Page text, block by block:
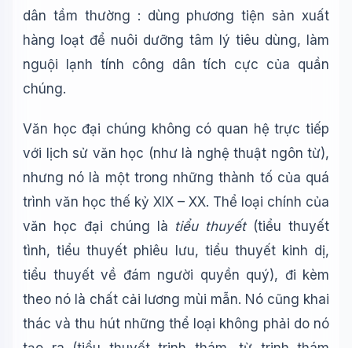
dân tầm thường : dùng phương tiện sản xuất
hàng loạt để nuôi dưỡng tâm lý tiêu dùng, làm
nguội lạnh tính công dân tích cực của quần
chúng.
Văn học đại chúng không có quan hệ trực tiếp
với lịch sử văn học (như là nghệ thuật ngôn từ),
nhưng nó là một trong những thành tố của quá
trình văn học thế kỷ XIX – XX. Thể loại chính của
văn học đại chúng là tiểu thuyết(tiểu thuyết
tình, tiểu thuyết phiêu lưu, tiểu thuyết kinh dị,
tiểu thuyết về đám người quyền quý), đi kèm
theo nó là chất cải lương mùi mẫn. Nó cũng khai
thác và thu hút những thể loại không phải do nó
🤖Wiki Trợ Lý
🎓
Xin chào!
Tôi là trợ lý AI của TuDienWiki. Hãy hỏi tôi bất kỳ điều gì
về các bài viết trên Wiki!
🪐 Sao Mộc là gì?
📚 Lịch sử Việt Nam
🔬 Albert Einstein